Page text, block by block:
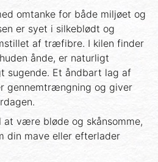
omtanke for både miljøet og
er syet i silkeblødt og
af træfibre. I kilen finder
ånde, er naturligt
sugende. Et åndbart lag af
gennemtrængning og giver
at være bløde og skånsomme,
din mave eller efterlader